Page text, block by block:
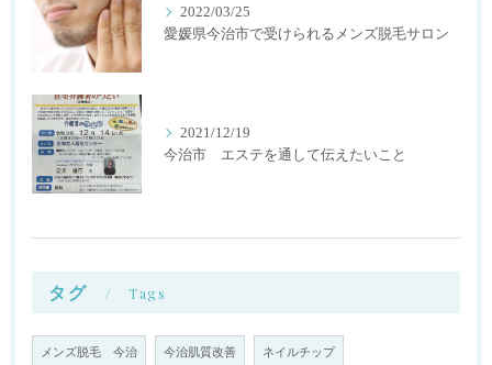
2022/03/25
愛媛県今治市で受けられるメンズ脱毛サロン
2021/12/19
今治市 エステを通して伝えたいこと
タグ Tags
メンズ脱毛 今治 今治肌質改善 ネイルチップ